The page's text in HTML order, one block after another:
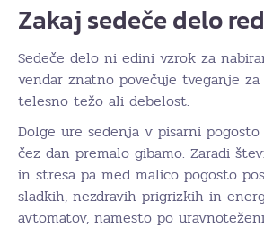
Zakaj sedeče delo
Sedeče delo ni edini vzrok za
vendar znatno povečuje tveganje
telesno težo ali debelost.
Dolge ure sedenja v pisarni pogosto
čez dan premalo gibamo. Zaradi
in stresa pa med malico pogosto
sladkih, nezdravih prigrizkih in
avtomatov, namesto po